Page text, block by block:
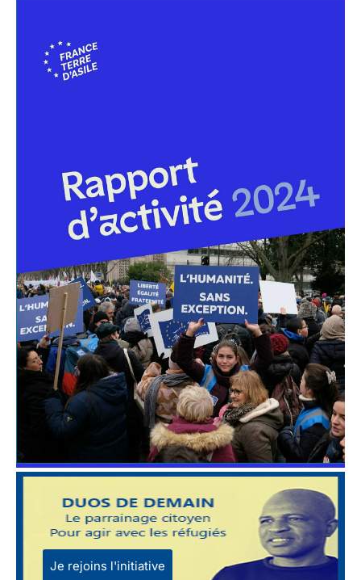
Je rejoins l'initiative